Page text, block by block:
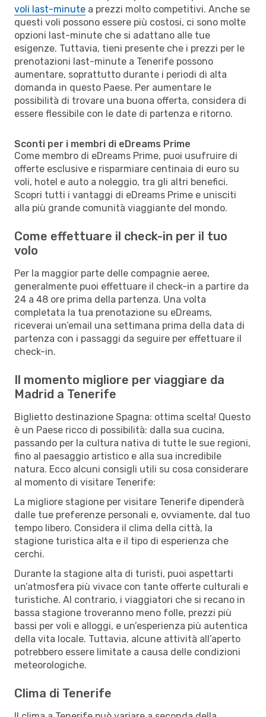
voli last-minute a prezzi molto competitivi. Anche se
questi voli possono essere più costosi, ci sono molte
opzioni last-minute che si adattano alle tue
esigenze. Tuttavia, tieni presente che i prezzi per le
prenotazioni last-minute a Tenerife possono
aumentare, soprattutto durante i periodi di alta
domanda in questo Paese. Per aumentare le
possibilità di trovare una buona offerta, considera di
essere flessibile con le date di partenza e ritorno.
Sconti per i membri di eDreams Prime
Come membro di eDreams Prime, puoi usufruire di
offerte esclusive e risparmiare centinaia di euro su
voli, hotel e auto a noleggio, tra gli altri benefici.
Scopri tutti i vantaggi di eDreams Prime e unisciti
alla più grande comunità viaggiante del mondo.
Come effettuare il check-in per il tuo
volo
Per la maggior parte delle compagnie aeree,
generalmente puoi effettuare il check-in a partire da
24 a 48 ore prima della partenza. Una volta
completata la tua prenotazione su eDreams,
riceverai un’email una settimana prima della data di
partenza con i passaggi da seguire per effettuare il
check-in.
Il momento migliore per viaggiare da
Madrid a Tenerife
Biglietto destinazione Spagna: ottima scelta! Questo
è un Paese ricco di possibilità: dalla sua cucina,
passando per la cultura nativa di tutte le sue regioni,
fino al paesaggio artistico e alla sua incredibile
natura. Ecco alcuni consigli utili su cosa considerare
al momento di visitare Tenerife:
La migliore stagione per visitare Tenerife dipenderà
dalle tue preferenze personali e, ovviamente, dal tuo
tempo libero. Considera il clima della città, la
stagione turistica alta e il tipo di esperienza che
cerchi.
Durante la stagione alta di turisti, puoi aspettarti
un’atmosfera più vivace con tante offerte culturali e
turistiche. Al contrario, i viaggiatori che si recano in
bassa stagione troveranno meno folle, prezzi più
bassi per voli e alloggi, e un’esperienza più autentica
della vita locale. Tuttavia, alcune attività all’aperto
potrebbero essere limitate a causa delle condizioni
meteorologiche.
Clima di Tenerife